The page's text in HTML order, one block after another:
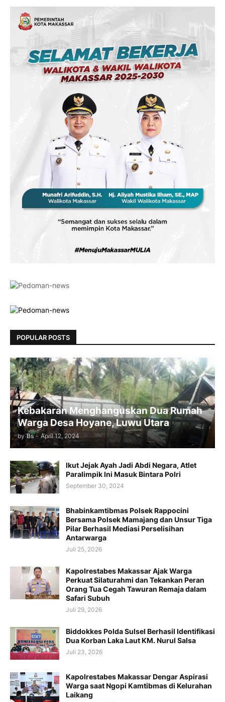
POPULAR POSTS
Kebakaran Menghanguskan Dua Rumah
Warga Desa Hoyane, Luwu Utara
by Bs - April 12, 2024
Ikut Jejak Ayah Jadi Abdi Negara, Atlet
Paralimpik Ini Masuk Bintara Polri
September 30, 2024
Bhabinkamtibmas Polsek Rappocini
Bersama Polsek Mamajang dan Unsur Tiga
Pilar Berhasil Mediasi Perselisihan
Antarwarga
Juli 25, 2026
Kapolrestabes Makassar Ajak Warga
Perkuat Silaturahmi dan Tekankan Peran
Orang Tua Cegah Tawuran Remaja dalam
Safari Subuh
Juli 29, 2026
Biddokkes Polda Sulsel Berhasil Identifikasi
Dua Korban Laka Laut KM. Nurul Salsa
Juli 23, 2026
Kapolrestabes Makassar Dengar Aspirasi
Warga saat Ngopi Kamtibmas di Kelurahan
Laikang